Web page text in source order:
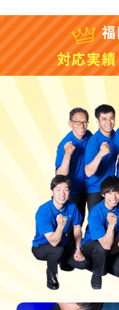
対応実績